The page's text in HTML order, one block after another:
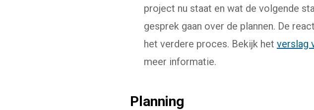
project nu staat en wat de volgende
gesprek gaan over de plannen. De
het verdere proces. Bekijk het verslag
meer informatie.
Planning